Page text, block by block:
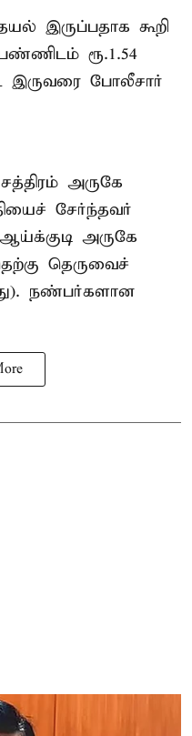
இருப்பதாக கூறி
ரூ.1.54
இருவரை போலீசார்
அருகே
சேர்ந்தவர்
அருகே
தெருவைச்
நண்பர்களான